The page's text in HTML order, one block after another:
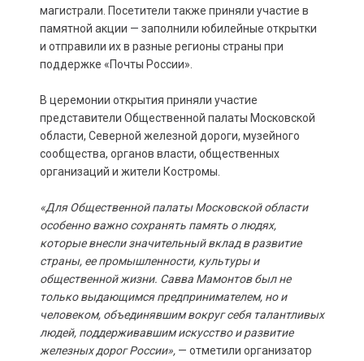
магистрали. Посетители также приняли участие в
памятной акции — заполнили юбилейные открытки
и отправили их в разные регионы страны при
поддержке «Почты России».
В церемонии открытия приняли участие
представители Общественной палаты Московской
области, Северной железной дороги, музейного
сообщества, органов власти, общественных
организаций и жители Костромы.
«Для Общественной палаты Московской области
особенно важно сохранять память о людях,
которые внесли значительный вклад в развитие
страны, ее промышленности, культуры и
общественной жизни. Савва Мамонтов был не
только выдающимся предпринимателем, но и
человеком, объединявшим вокруг себя талантливых
людей, поддерживавшим искусство и развитие
железных дорог России», — отметили организатор